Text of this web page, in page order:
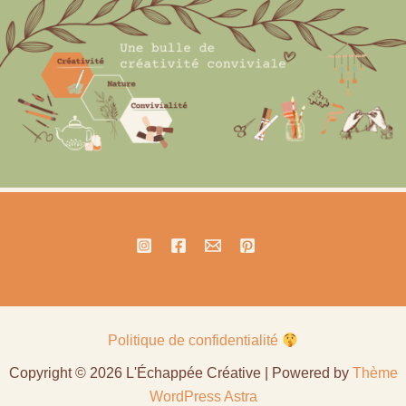
Politique de confidentialité
Copyright © 2026 L'Échappée Créative | Powered by Thème
WordPress Astra